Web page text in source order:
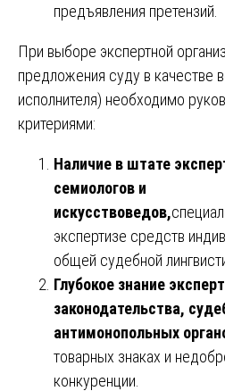
предъявления претензий.
При выборе экспертной
предложения суду в качестве
исполнителя) необходимо
критериями:
Наличие в штате
семиологов и
искусствоведов,
экспертизе средств
общей судебной
Глубокое знание
законодательства,
антимонопольных
товарных знаках и
конкуренции.